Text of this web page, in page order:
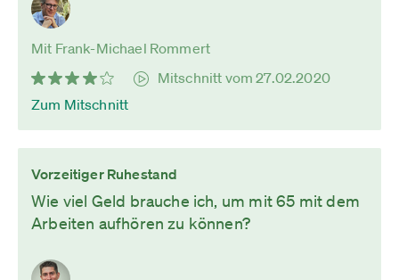
Mit Frank-Michael Rommert
Mitschnitt vom 27.02.2020
Zum Mitschnitt
Vorzeitiger Ruhestand
Wie viel Geld brauche ich, um mit 65 mit dem
Arbeiten aufhören zu können?